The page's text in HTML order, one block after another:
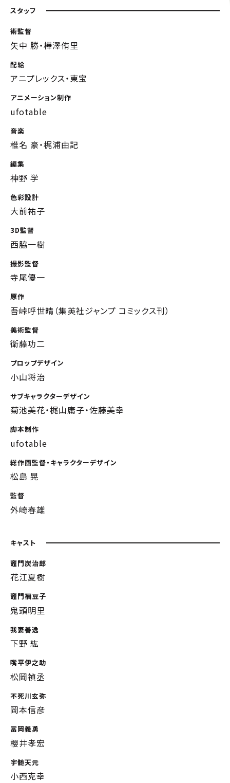
スタッフ
術監督
矢中 勝・樺澤侑里
配給
アニプレックス・東宝
アニメーション制作
ufotable
音楽
椎名 豪・梶浦由記
編集
神野 学
色彩設計
大前祐子
3D監督
西脇一樹
撮影監督
寺尾優一
原作
吾峠呼世晴（集英社ジャンプ コミックス刊）
美術監督
衛藤功二
プロップデザイン
小山将治
サブキャラクターデザイン
菊池美花・梶山庸子・佐藤美幸
脚本制作
ufotable
総作画監督・キャラクターデザイン
松島 晃
監督
外崎春雄
キャスト
竈門炭治郎
花江夏樹
竈門禰󠄀豆子
鬼頭明里
我妻善逸
下野 紘
嘴平伊之助
松岡禎丞
不死川玄弥
岡本信彦
冨岡義勇
櫻井孝宏
宇髄天元
小西克幸